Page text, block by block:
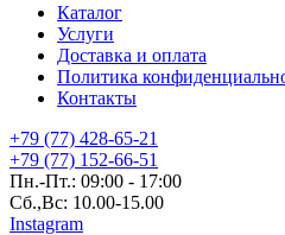
Каталог
Услуги
Доставка и оплата
Политика
Контакты
+79 (77) 428-65-21
+79 (77) 152-66-51
Пн.-Пт.: 09:00 - 17:00
Сб.,Вс: 10.00-15.00
Instagram